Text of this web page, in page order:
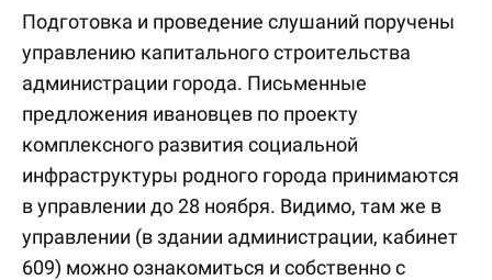
Подготовка и проведение слушаний поручены
управлению капитального строительства
администрации города. Письменные
предложения ивановцев по проекту
комплексного развития социальной
инфраструктуры родного города принимаются
в управлении до 28 ноября. Видимо, там же в
управлении (в здании администрации, кабинет
609) можно ознакомиться и собственно с